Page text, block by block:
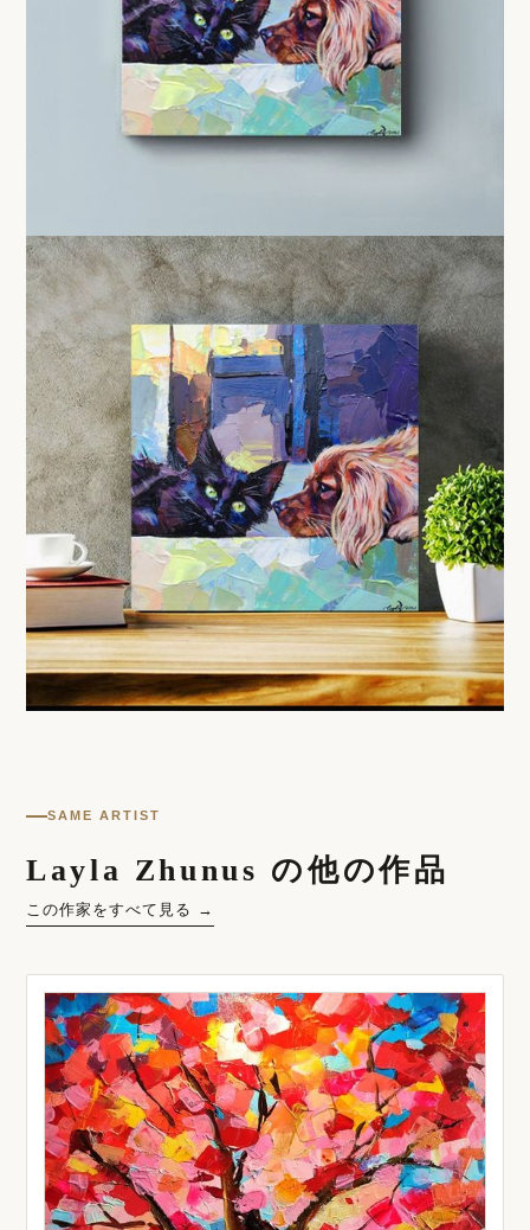
SAME ARTIST
Layla Zhunus の他の作品
この作家をすべて見る →